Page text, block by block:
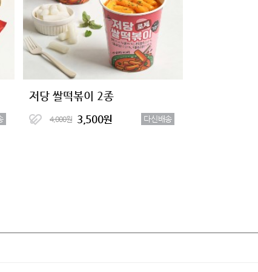
저당 쌀떡볶이 2종
4,000원 3,500원 다신배송